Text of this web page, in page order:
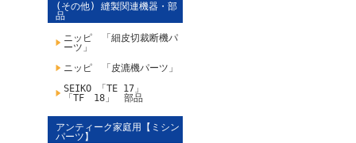
(その他) 縫製関連機器・部
品
ニッピ 「細皮切裁断機パ
ーツ」
ニッピ 「皮漉機パーツ」
SEIKO 「TE 17」
「TF 18」 部品
アンティーク家庭用【ミシン
パーツ】